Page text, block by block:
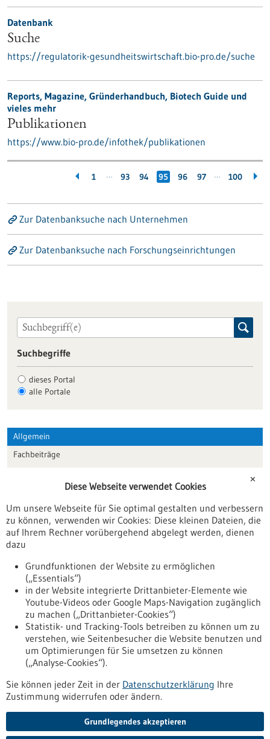
Datenbank
Suche
https://regulatorik-gesundheitswirtschaft.bio-pro.de/suche
Reports, Magazine, Gründerhandbuch, Biotech Guide und
vieles mehr
Publikationen
https://www.bio-pro.de/infothek/publikationen
1 … 93 94 95 96 97 … 100
Zur Datenbanksuche nach Unternehmen
Zur Datenbanksuche nach Forschungseinrichtungen
Suchbegriffe
dieses Portal
alle Portale
Allgemein
Fachbeiträge
Veranstaltungen
Erscheinungsdatum
Nach oben
Informiert bleiben
Newsletter abonnieren
✕
Diese Webseite verwendet Cookies
Um unsere Webseite für Sie optimal gestalten und verbessern
zu können, verwenden wir Cookies: Diese kleinen Dateien, die
auf Ihrem Rechner vorübergehend abgelegt werden, dienen
dazu
Grundfunktionen der Website zu ermöglichen
(„Essentials“)
in der Website integrierte Drittanbieter-Elemente wie
Youtube-Videos oder Google Maps-Navigation zugänglich
zu machen („Drittanbieter-Cookies“)
Statistik- und Tracking-Tools betreiben zu können um zu
verstehen, wie Seitenbesucher die Website benutzen und
um Optimierungen für Sie umsetzen zu können
(„Analyse-Cookies“).
Sie können jeder Zeit in der Datenschutzerklärung Ihre
Zustimmung widerrufen oder ändern.
Grundlegendes akzeptieren